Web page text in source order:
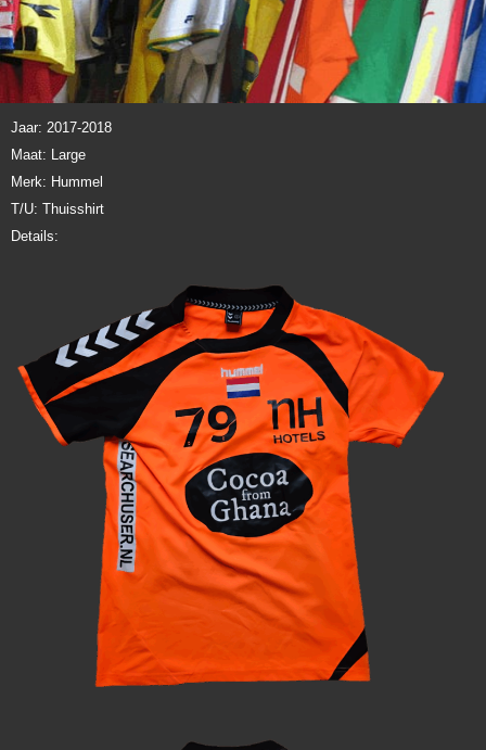
Jaar: 2017-2018
Maat: Large
Merk: Hummel
T/U: Thuisshirt
Details: